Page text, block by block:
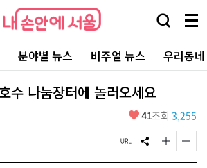
내
손
에
울
검
창
열
기
메
뉴
전
체
보
분야별 뉴스 비주얼 뉴스 우리동
수 나눔장터에 놀러오세요
좋
요
41조회 3,255
페
이
S
N
글
자
글
자